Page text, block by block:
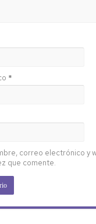
*
correo electrónico y
que comente.